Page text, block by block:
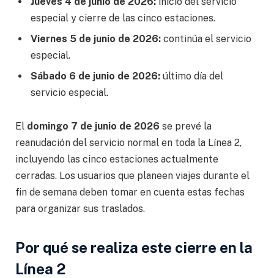
especial y cierre de las cinco estaciones.
Viernes 5 de junio de 2026: continúa el servicio
especial.
Sábado 6 de junio de 2026: último día del
servicio especial.
El domingo 7 de junio de 2026 se prevé la
reanudación del servicio normal en toda la Línea 2,
incluyendo las cinco estaciones actualmente
cerradas. Los usuarios que planeen viajes durante el
fin de semana deben tomar en cuenta estas fechas
para organizar sus traslados.
Por qué se realiza este cierre en la
Línea 2